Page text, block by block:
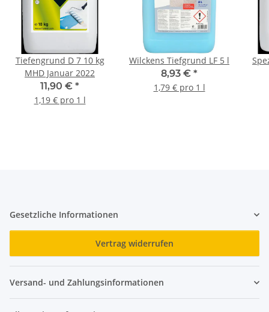
Tiefengrund D 7 10 kg
MHD Januar 2022
11,90 € *
1,19 € pro 1 l
Wilckens Tiefgrund LF 5 l
8,93 € *
1,79 € pro 1 l
Gesetzliche Informationen
Vertrag widerrufen
Versand- und Zahlungsinformationen